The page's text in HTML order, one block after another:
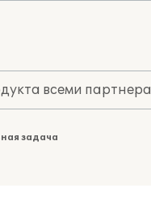
всеми
задача